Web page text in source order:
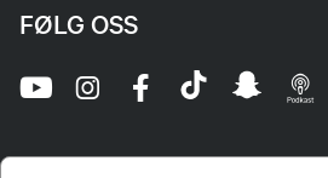
FØLG OSS